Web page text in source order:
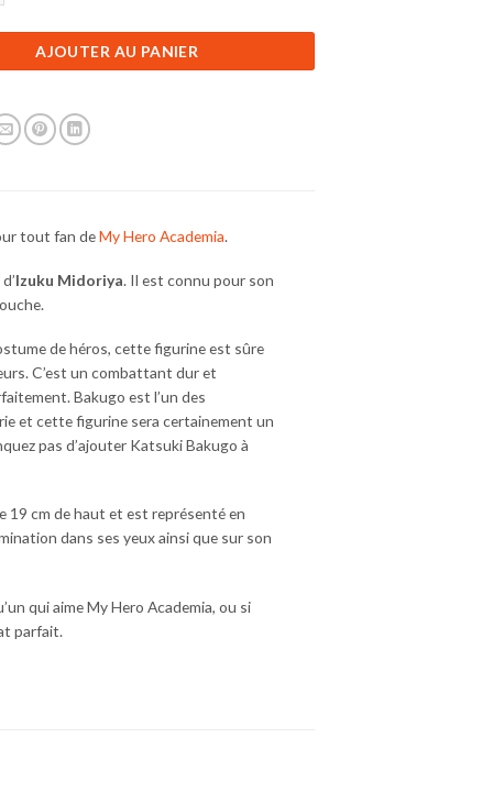
AJOUTER AU PANIER
tout fan deMy Hero Academia.
Izuku Midoriya. Il est connu pour son
de héros, cette figurine est sûre
C’est un combattant dur et
Bakugo est l’un des
et cette figurine sera certainement un
pas d’ajouter Katsuki Bakugo à
19 cm de haut et est représenté en
dans ses yeux ainsi que sur son
qui aime My Hero Academia, ou si
parfait.